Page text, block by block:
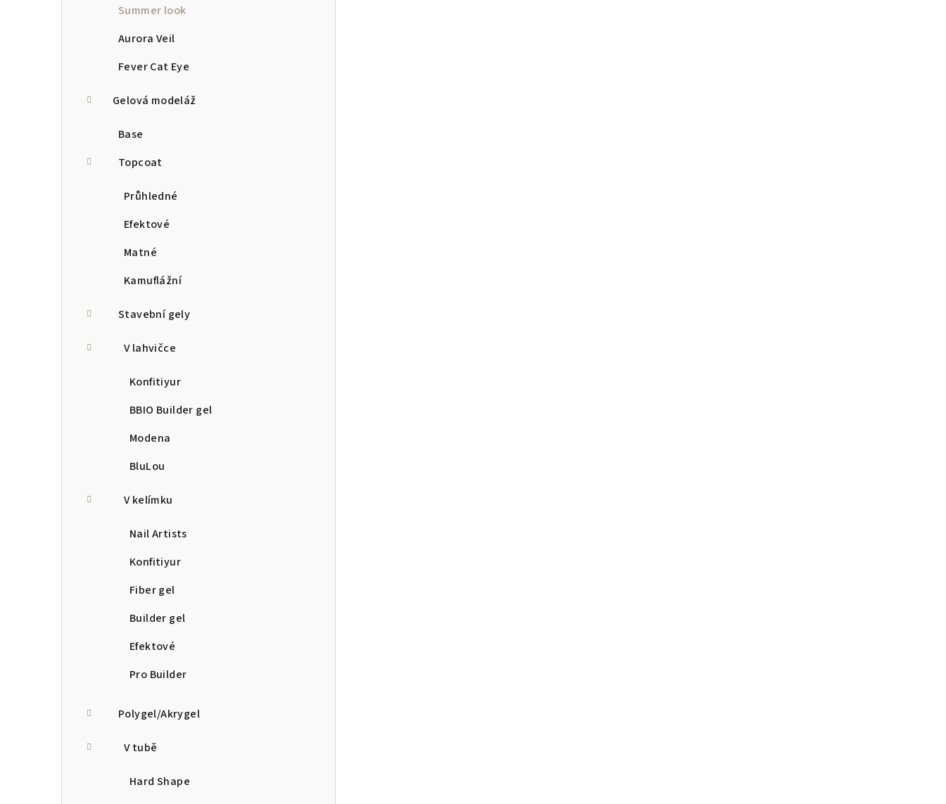
Summer look
Aurora Veil
Fever Cat Eye
Gelová modeláž
Base
Topcoat
Průhledné
Efektové
Matné
Kamuflážní
Stavební gely
V lahvičce
Konfitiyur
BBIO Builder gel
Modena
BluLou
V kelímku
Nail Artists
Konfitiyur
Fiber gel
Builder gel
Efektové
Pro Builder
Polygel/Akrygel
V tubě
Hard Shape